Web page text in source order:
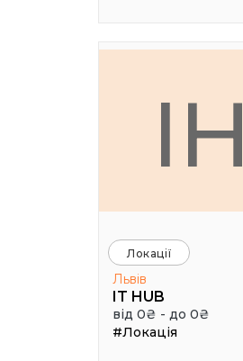
IH
Локації
Львів
IT HUB
від 0₴ - до 0₴
#Локація